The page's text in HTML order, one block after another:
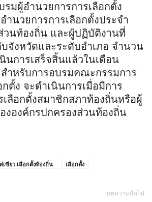
มผู้อำนวยการการเลือกตั้ง
ำนวยการการเลือกตั้งประจำ
วนท้องถิ่น และผู้ปฏิบัติงานที่
จังหวัดและระดับอำเภอ จำนวน
นการเสร็จสิ้นแล้วในเดือน
ำหรับการอบรมคณะกรรมการ
ตั้ง จะดำเนินการเมื่อมีการ
เลือกตั้งสมาชิกสภาท้องถิ่นหรือผู้
งองค์กรปกครองส่วนท้องถิ่น
เขียว เลือกตั้งท้องถิ่น เลือกตั้ง
บทความถัดไป